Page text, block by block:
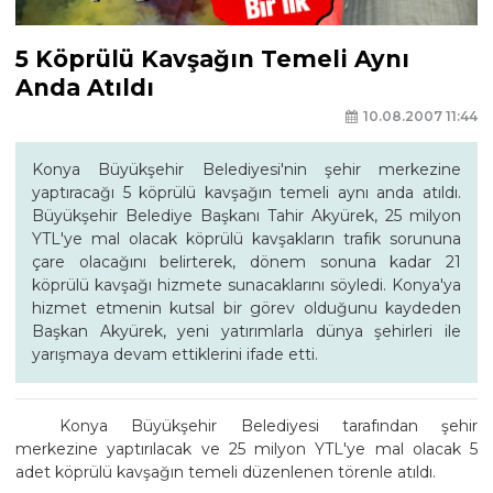
5 Köprülü Kavşağın Temeli Aynı
Anda Atıldı
10.08.2007 11:44
Konya Büyükşehir Belediyesi'nin şehir merkezine
yaptıracağı 5 köprülü kavşağın temeli aynı anda atıldı.
Büyükşehir Belediye Başkanı Tahir Akyürek, 25 milyon
YTL'ye mal olacak köprülü kavşakların trafik sorununa
çare olacağını belirterek, dönem sonuna kadar 21
köprülü kavşağı hizmete sunacaklarını söyledi. Konya'ya
hizmet etmenin kutsal bir görev olduğunu kaydeden
Başkan Akyürek, yeni yatırımlarla dünya şehirleri ile
yarışmaya devam ettiklerini ifade etti.
Konya Büyükşehir Belediyesi tarafından şehir
merkezine yaptırılacak ve 25 milyon YTL'ye mal olacak 5
adet köprülü kavşağın temeli düzenlenen törenle atıldı.